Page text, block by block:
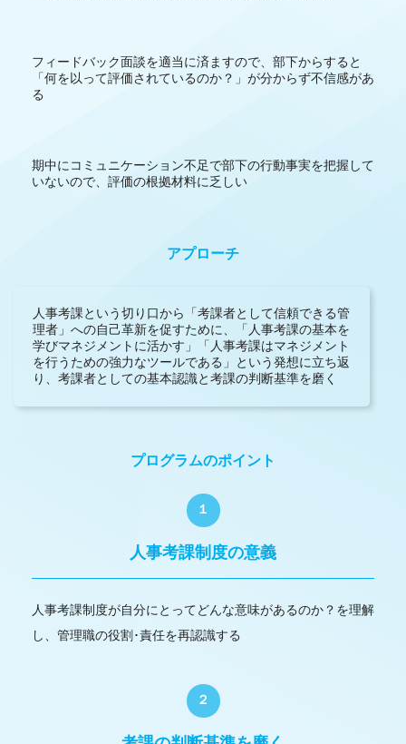
フィードバック面談を適当に済ますので、部下からすると
「何を以って評価されているのか？」が分からず不信感があ
る
期中にコミュニケーション不足で部下の行動事実を把握して
いないので、評価の根拠材料に乏しい
アプローチ
人事考課という切り口から「考課者として信頼できる管
理者」への自己革新を促すために、「人事考課の基本を
学びマネジメントに活かす」「人事考課はマネジメント
を行うための強力なツールである」という発想に立ち返
り、考課者としての基本認識と考課の判断基準を磨く
プログラムのポイント
１
人事考課制度の意義
人事考課制度が自分にとってどんな意味があるのか？を理解
し、管理職の役割･責任を再認識する
２